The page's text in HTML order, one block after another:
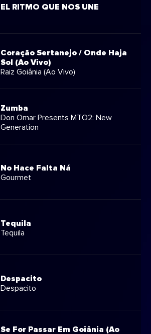
EL RITMO QUE NOS UNE
Coração Sertanejo / Onde Haja
Sol (Ao Vivo)
Raiz Goiânia (Ao Vivo)
Zumba
Don Omar Presents MTO2: New
Generation
No Hace Falta Ná
Gourmet
Tequila
Tequila
Despacito
Despacito
Se For Passar Em Goiânia (Ao